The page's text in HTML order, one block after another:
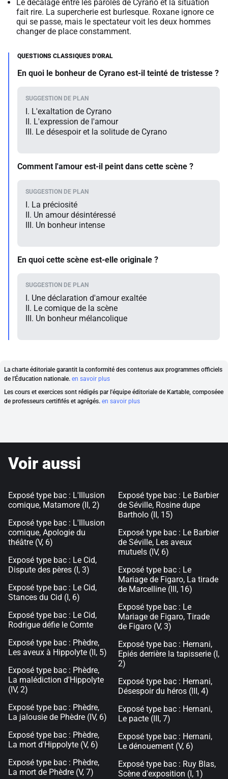
Le décalage entre les paroles de Cyrano et la situation
fait rire. La supercherie est burlesque. Roxane ignore ce
qui se passe, mais le spectateur voit les deux hommes
changer de place constamment.
En quoi le bonheur de Cyrano est-il teinté de tristesse ?
I. L'exaltation de Cyrano
II. L'expression de l'amour
III. Le désespoir et la solitude de Cyrano
Comment l'amour est-il peint dans cette scène ?
I. La préciosité
II. Un amour désintéressé
III. Un bonheur intense
En quoi cette scène est-elle originale ?
I. Une déclaration d'amour exaltée
II. Le comique de la scène
III. Un bonheur mélancolique
La charte éditoriale garantit la conformité des contenus aux programmes officiels
de l'Éducation nationale. en savoir plus
Les cours et exercices sont rédigés par l'équipe éditoriale de Kartable, composéee
de professeurs certififés et agrégés. en savoir plus
Voir aussi
Exposé type bac : L'Illusion
comique, Matamore (II, 2)
Exposé type bac : L'Illusion
comique, Apologie du
théâtre (V, 6)
Exposé type bac : Le Cid,
Dispute des pères (I, 3)
Exposé type bac : Le Cid,
Stances du Cid (I, 6)
Exposé type bac : Le Cid,
Rodrigue défie le Comte
Exposé type bac : Phèdre,
Les aveux à Hippolyte (II, 5)
Exposé type bac : Phèdre,
La malédiction d'Hippolyte
(IV, 2)
Exposé type bac : Phèdre,
La jalousie de Phèdre (IV, 6)
Exposé type bac : Phèdre,
La mort d'Hippolyte (V, 6)
Exposé type bac : Phèdre,
La mort de Phèdre (V, 7)
Exposé type bac : Le Barbier
de Séville, Rosine dupe
Bartholo (II, 15)
Exposé type bac : Le Barbier
de Séville, Les aveux
mutuels (IV, 6)
Exposé type bac : Le
Mariage de Figaro, La tirade
de Marcelline (III, 16)
Exposé type bac : Le
Mariage de Figaro, Tirade
de Figaro (V, 3)
Exposé type bac : Hernani,
Epiés derrière la tapisserie (I,
2)
Exposé type bac : Hernani,
Désespoir du héros (III, 4)
Exposé type bac : Hernani,
Le pacte (III, 7)
Exposé type bac : Hernani,
Le dénouement (V, 6)
Exposé type bac : Ruy Blas,
Scène d'exposition (I, 1)